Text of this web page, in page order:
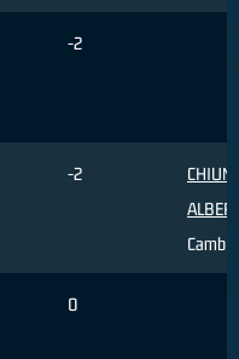
-2
-2
Cambio
0